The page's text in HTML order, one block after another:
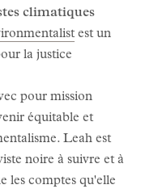
climatiques
est un
la justice
pour mission
équitable et
Leah est
noire à suivre et à
les comptes qu'elle